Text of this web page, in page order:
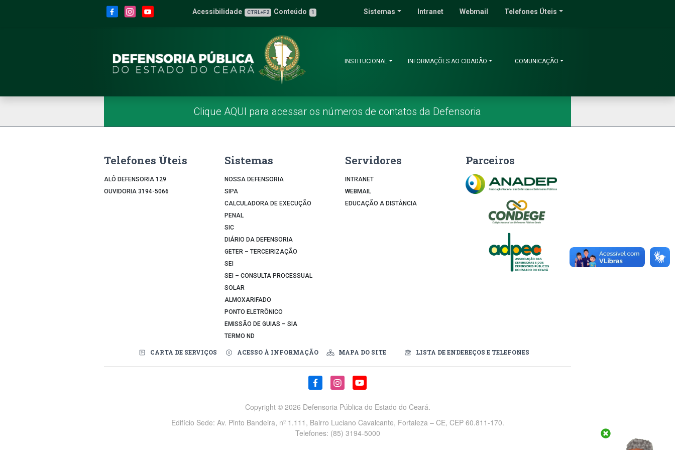
Site da Defensoria Pública do Estado do Ceará
Menu SuperiorRedes SociaisMenu de Acessibilidade
Acessibilidade CTRL+F2 Conteúdo 1
Menu 2
Rodapé 3 Sistemas Intranet Webmail Telefones Úteis
Menu PrincipalPágina Inicial INSTITUCIONAL INFORMAÇÕES AO CIDADÃO COMUNICAÇÃO
Clique AQUI para acessar os números de contatos da Defensoria
Telefones Úteis
ALÔ DEFENSORIA 129
OUVIDORIA 3194-5066
Sistemas
NOSSA DEFENSORIA
SIPA
CALCULADORA DE EXECUÇÃO
PENAL
SIC
DIÁRIO DA DEFENSORIA
GETER – TERCEIRIZAÇÃO
SEI
SEI – CONSULTA PROCESSUAL
SOLAR
ALMOXARIFADO
PONTO ELETRÔNICO
EMISSÃO DE GUIAS – SIA
TERMO ND
Servidores
INTRANET
WEBMAIL
EDUCAÇÃO A DISTÂNCIA
Parceiros
CARTA DE SERVIÇOS ACESSO À INFORMAÇÃO MAPA DO SITE LISTA DE ENDEREÇOS E TELEFONES
Copyright © 2026 Defensoria Pública do Estado do Ceará.
Edifício Sede: Av. Pinto Bandeira, nº 1.111, Bairro Luciano Cavalcante, Fortaleza – CE, CEP 60.811-170.
Telefones: (85) 3194-5000